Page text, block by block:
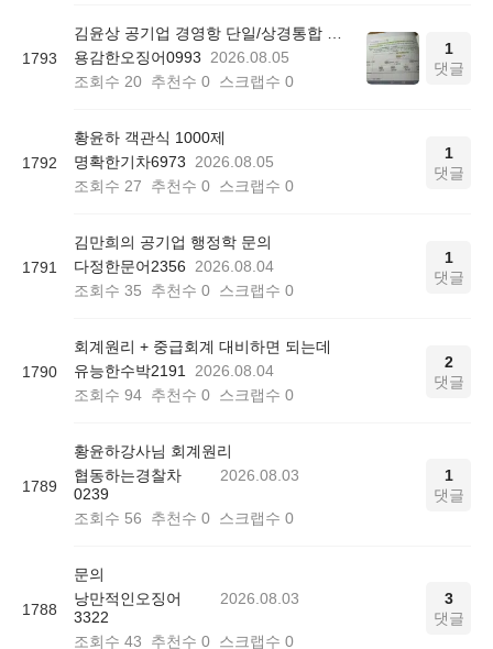
1793
김윤상 공기업 경영항 단일/상경통합 기본서 850쪽 그림 4-4
용감한오징어0993 2026.08.05
조회수 20 추천수 0 스크랩수 0
1
댓글
1792
황윤하 객관식 1000제
명확한기차6973 2026.08.05
조회수 27 추천수 0 스크랩수 0
1
댓글
1791
김만희의 공기업 행정학 문의
다정한문어2356 2026.08.04
조회수 35 추천수 0 스크랩수 0
1
댓글
1790
회계원리 + 중급회계 대비하면 되는데
유능한수박2191 2026.08.04
조회수 94 추천수 0 스크랩수 0
2
댓글
1789
황윤하강사님 회계원리
협동하는경찰차
0239
2026.08.03
조회수 56 추천수 0 스크랩수 0
1
댓글
1788
문의
낭만적인오징어
3322
2026.08.03
조회수 43 추천수 0 스크랩수 0
3
댓글